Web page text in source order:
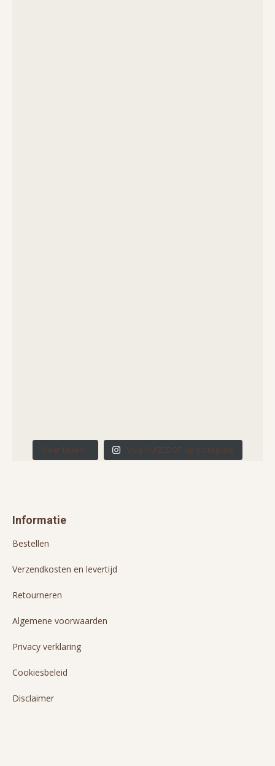
Meer laden... Volg HUIZEDOP op Instagram
Informatie
Bestellen
Verzendkosten en levertijd
Retourneren
Algemene voorwaarden
Privacy verklaring
Cookiesbeleid
Disclaimer